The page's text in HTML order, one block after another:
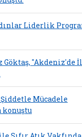
Liderlik
Göktaş, "Akdeniz'de
Mücadele
konuştu